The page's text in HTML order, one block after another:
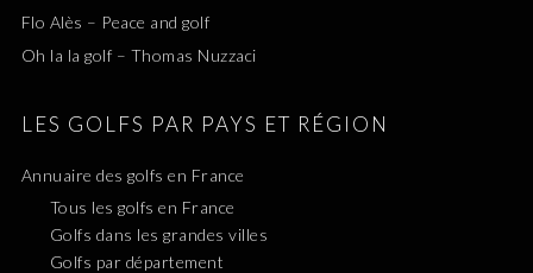
Flo Alès – Peace and golf
Oh la la golf – Thomas Nuzzaci
LES GOLFS PAR PAYS ET RÉGION
Annuaire des golfs en France
Tous les golfs en France
Golfs dans les grandes villes
Golfs par département